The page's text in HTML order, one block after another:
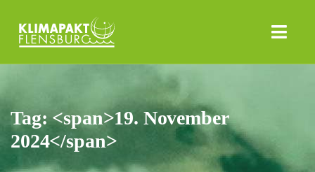
Tag: <span>19. November
2024</span>